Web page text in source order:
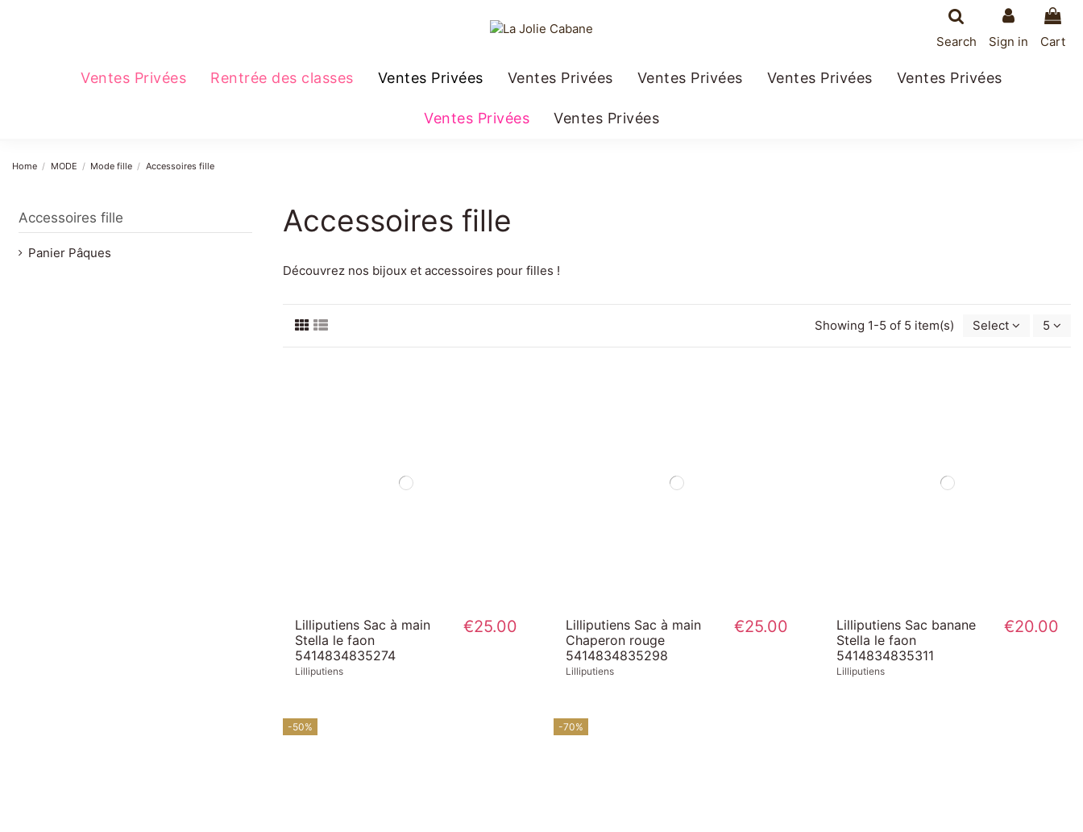
Search Sign in Cart
Ventes Privées Rentrée des classes Ventes Privées Ventes Privées Ventes Privées Ventes Privées Ventes Privées
Ventes Privées Ventes Privées
Home MODE Mode fille Accessoires fille
Accessoires fille
Découvrez nos bijoux et accessoires pour filles !
Showing 1-5 of 5 item(s) Select 5
Lilliputiens Sac à main
Stella le faon
5414834835274
Lilliputiens
€25.00
Lilliputiens Sac à main
Chaperon rouge
5414834835298
Lilliputiens
€25.00
Lilliputiens Sac banane
Stella le faon
5414834835311
Lilliputiens
€20.00
-50% -70%
Accessoires fille
Panier Pâques